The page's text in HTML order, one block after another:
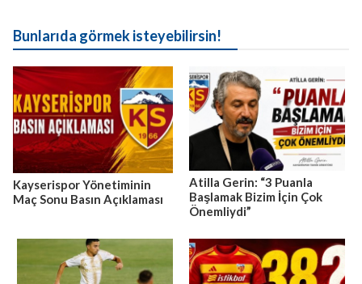
Bunlarıda görmek isteyebilirsin!
Kayserispor Yönetiminin
Maç Sonu Basın Açıklaması
Atilla Gerin: “3 Puanla
Başlamak Bizim İçin Çok
Önemliydi”